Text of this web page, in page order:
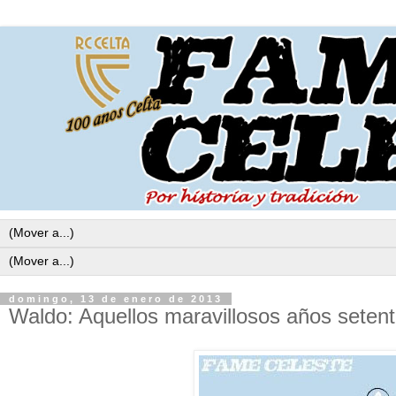
domingo, 13 de enero de 2013
Waldo: Aquellos maravillosos años